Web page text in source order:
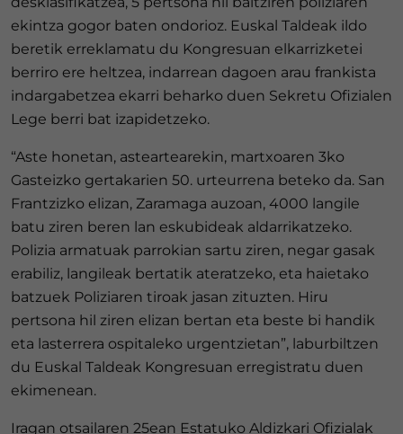
ekintza gogor baten ondorioz. Euskal Taldeak ildo
beretik erreklamatu du Kongresuan elkarrizketei
berriro ere heltzea, indarrean dagoen arau frankista
indargabetzea ekarri beharko duen Sekretu Ofizialen
Lege berri bat izapidetzeko.
“Aste honetan, asteartearekin, martxoaren 3ko
Gasteizko gertakarien 50. urteurrena beteko da. San
Frantzizko elizan, Zaramaga auzoan, 4000 langile
batu ziren beren lan eskubideak aldarrikatzeko.
Polizia armatuak parrokian sartu ziren, negar gasak
erabiliz, langileak bertatik ateratzeko, eta haietako
batzuek Poliziaren tiroak jasan zituzten. Hiru
pertsona hil ziren elizan bertan eta beste bi handik
eta lasterrera ospitaleko urgentzietan”, laburbiltzen
du Euskal Taldeak Kongresuan erregistratu duen
ekimenean.
Iragan otsailaren 25ean Estatuko Aldizkari Ofizialak